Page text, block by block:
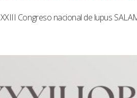
XXIII Congreso nacional de lupus